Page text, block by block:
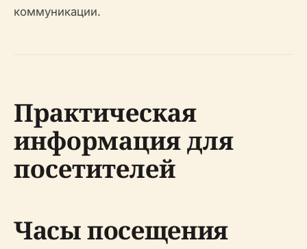
коммуникации.
Практическая
информация для
посетителей
Часы посещения